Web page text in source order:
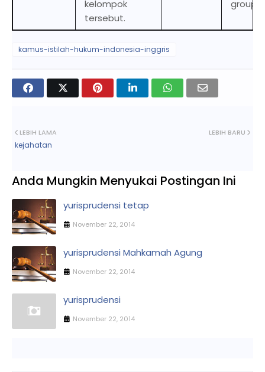
kelompok
tersebut.
group.
kamus-istilah-hukum-indonesia-inggris
LEBIH BARU
LEBIH LAMA
kejahatan
Anda Mungkin Menyukai Postingan Ini
yurisprudensi tetap
November 22, 2014
yurisprudensi Mahkamah Agung
November 22, 2014
yurisprudensi
November 22, 2014